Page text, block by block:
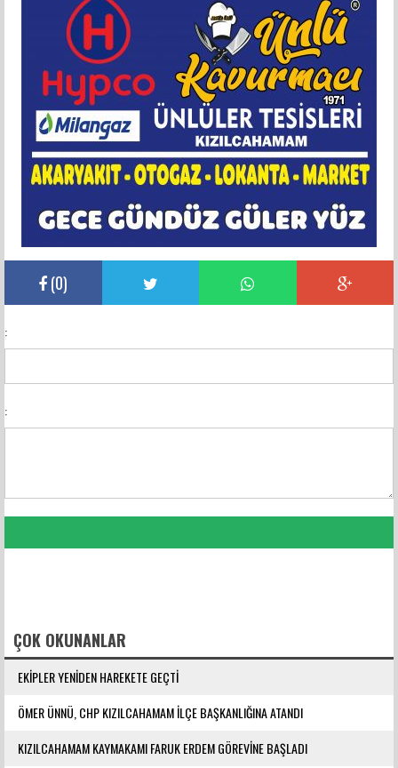
(0)
:
:
ÇOK OKUNANLAR
EKİPLER YENİDEN HAREKETE GEÇTİ
ÖMER ÜNNÜ, CHP KIZILCAHAMAM İLÇE BAŞKANLIĞINA ATANDI
KIZILCAHAMAM KAYMAKAMI FARUK ERDEM GÖREVİNE BAŞLADI